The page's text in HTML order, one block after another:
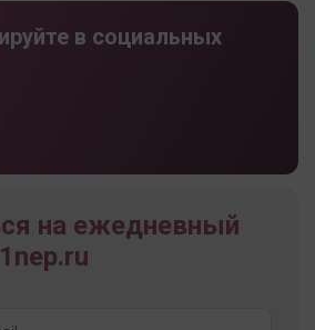
в социальных
на ежедневный